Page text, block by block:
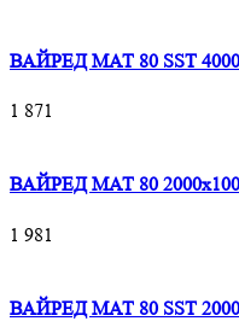
ВАЙРЕД МАТ 80 SST
1 871
ВАЙРЕД МАТ 80
1 981
ВАЙРЕД МАТ 80 SST